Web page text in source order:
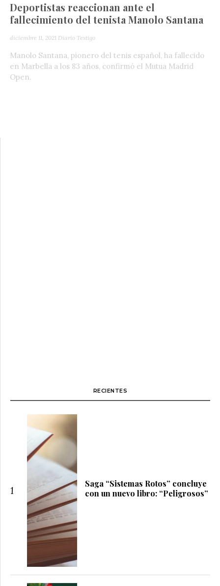
Deportistas reaccionan ante el
fallecimiento del tenista Manolo Santana
diciembre 11, 2021 Diario Testigo
Manolo Santana, pionero del tenis español, ha fallecido
en Marbella a los 83 años, confirmó el Mutua Madrid
Open.
RECIENTES
1
Saga “Sistemas Rotos” concluye
con un nuevo libro: “Peligrosos”